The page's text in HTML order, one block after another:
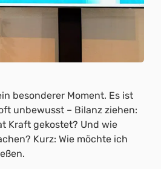
besonderer Moment. Es ist
unbewusst – Bilanz ziehen:
Kraft gekostet? Und wie
Kurz: Wie möchte ich